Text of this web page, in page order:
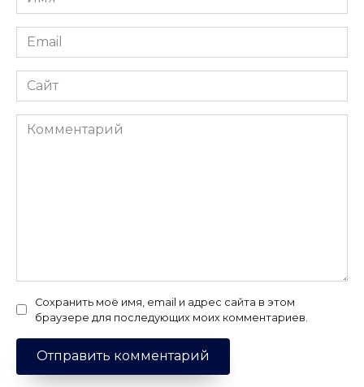
*
Email
*
Сайт
Комментарий
Сохранить моё имя, email и адрес сайта в этом
браузере для последующих моих комментариев.